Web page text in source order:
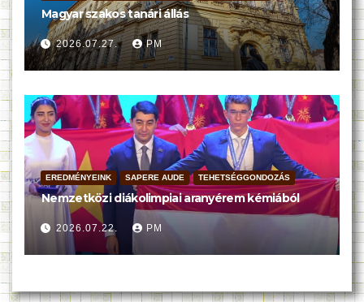
Magyar szakos tanári állás
2026.07.27. PM
EREDMÉNYEINK SAPERE AUDE TEHETSÉGGONDOZÁS
Nemzetközi diákolimpiai aranyérem kémiából
2026.07.22. PM